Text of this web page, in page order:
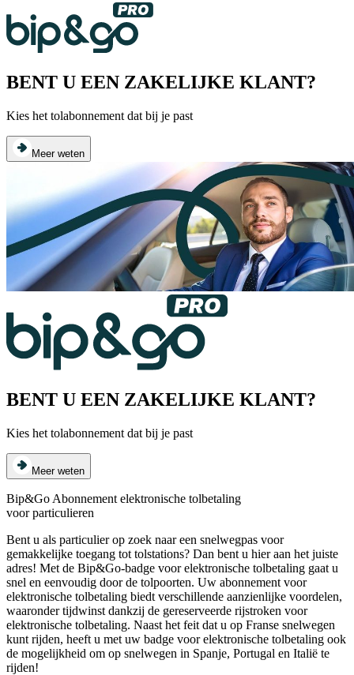
BENT U EEN ZAKELIJKE KLANT?
Kies het tolabonnement dat bij je past
Meer weten
BENT U EEN ZAKELIJKE KLANT?
Kies het tolabonnement dat bij je past
Meer weten
Bip&Go Abonnement elektronische tolbetaling
voor particulieren
Bent u als particulier op zoek naar een snelwegpas voor
gemakkelijke toegang tot tolstations? Dan bent u hier aan het juiste
adres! Met de Bip&Go-badge voor elektronische tolbetaling gaat u
snel en eenvoudig door de tolpoorten. Uw abonnement voor
elektronische tolbetaling biedt verschillende aanzienlijke voordelen,
waaronder tijdwinst dankzij de gereserveerde rijstroken voor
elektronische tolbetaling. Naast het feit dat u op Franse snelwegen
kunt rijden, heeft u met uw badge voor elektronische tolbetaling ook
de mogelijkheid om op snelwegen in Spanje, Portugal en Italië te
rijden!